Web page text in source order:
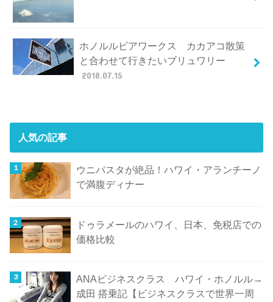
ホノルルビアワークス カカアコ散策
と合わせて行きたいブリュワリー
2018.07.15
人気の記事
ウニパスタが絶品！ハワイ・アランチーノ
で満腹ディナー
ドゥラメールのハワイ、日本、免税店での
価格比較
ANAビジネスクラス ハワイ・ホノルル→
成田 搭乗記【ビジネスクラスで世界一周